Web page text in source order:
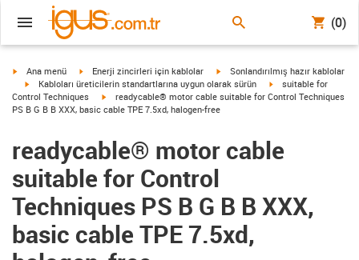
(0)
igus-icon-arrow-right
Ana menü igus-icon-arrow-right
Enerji zincirleri için kablolar igus-icon-arrow-right
Sonlandırılmış hazır kablolar
igus-icon-arrow-right
Kabloları üreticilerin standartlarına uygun olarak sürün igus-icon-arrow-right
suitable for
Control Techniques
igus-icon-arrow-right
readycable® motor cable suitable for Control Techniques
PS B G B B XXX, basic cable TPE 7.5xd, halogen-free
readycable® motor cable
suitable for Control
Techniques PS B G B B XXX,
basic cable TPE 7.5xd,